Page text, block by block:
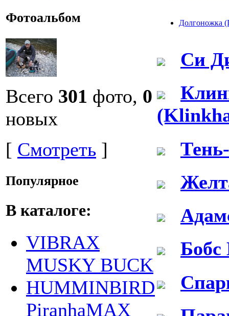
Фотоальбом
Всего 301 фото, 0
новых
[ Смотреть ]
Популярное
В каталоге:
VIBRAX
MUSKY BUCK
HUMMINBIRD
PiranhaMAX
Долгоножка
Си
Бобс